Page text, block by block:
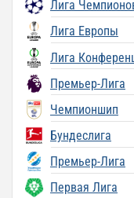
Лига
Лига Европы
Лига
Премьер-Лига
Чемпионшип
Бундеслига
Премьер-Лига
Первая Лига